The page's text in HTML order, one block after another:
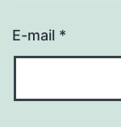
E-mail *